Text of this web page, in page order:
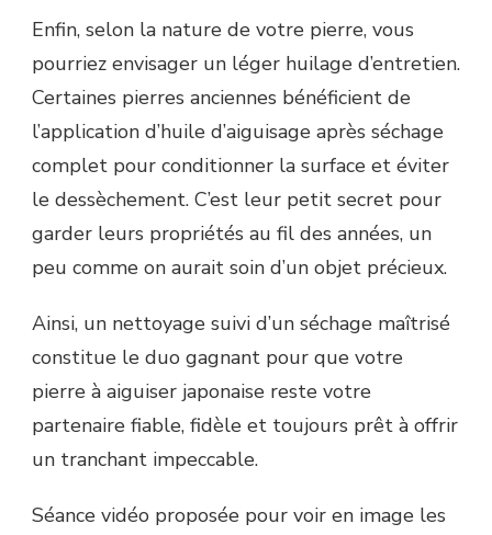
Enfin, selon la nature de votre pierre, vous
pourriez envisager un léger huilage d’entretien.
Certaines pierres anciennes bénéficient de
l’application d’huile d’aiguisage après séchage
complet pour conditionner la surface et éviter
le dessèchement. C’est leur petit secret pour
garder leurs propriétés au fil des années, un
peu comme on aurait soin d’un objet précieux.
Ainsi, un nettoyage suivi d’un séchage maîtrisé
constitue le duo gagnant pour que votre
pierre à aiguiser japonaise reste votre
partenaire fiable, fidèle et toujours prêt à offrir
un tranchant impeccable.
Séance vidéo proposée pour voir en image les